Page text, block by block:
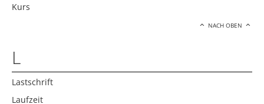
Kurs
NACH OBEN
L
Lastschrift
Laufzeit